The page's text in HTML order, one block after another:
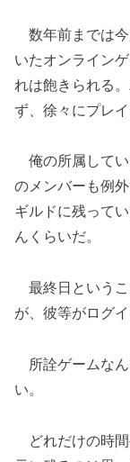
数年前までは今
いたオンライン
れは飽きられる
ず、徐々にプレ
俺の所属してい
のメンバーも例
ギルドに残って
んくらいだ。
最終日というこ
が、彼等がログ
所詮ゲームなん
い。
どれだけの時間